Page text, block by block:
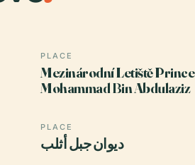
PLACE
Mezinárodní Letiště Prince
Mohammad Bin Abdulaziz
PLACE
ديوان جبل أثلب